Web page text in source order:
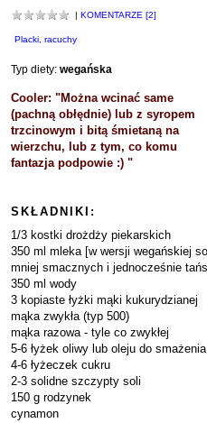
| KOMENTARZE [2]
Placki, racuchy
Typ diety: wegańska
Cooler: "Można wcinać same
(pachną obłędnie) lub z syropem
trzcinowym i bitą śmietaną na
wierzchu, lub z tym, co komu
fantazja podpowie :) "
SKŁADNIKI:
1/3 kostki drożdży piekarskich
350 ml mleka [w wersji wegańskiej
mniej smacznych i jednocześnie
350 ml wody
3 kopiaste łyżki mąki kukurydzianej
mąka zwykła (typ 500)
mąka razowa - tyle co zwykłej
5-6 łyżek oliwy lub oleju do smażenia
4-6 łyżeczek cukru
2-3 solidne szczypty soli
150 g rodzynek
cynamon